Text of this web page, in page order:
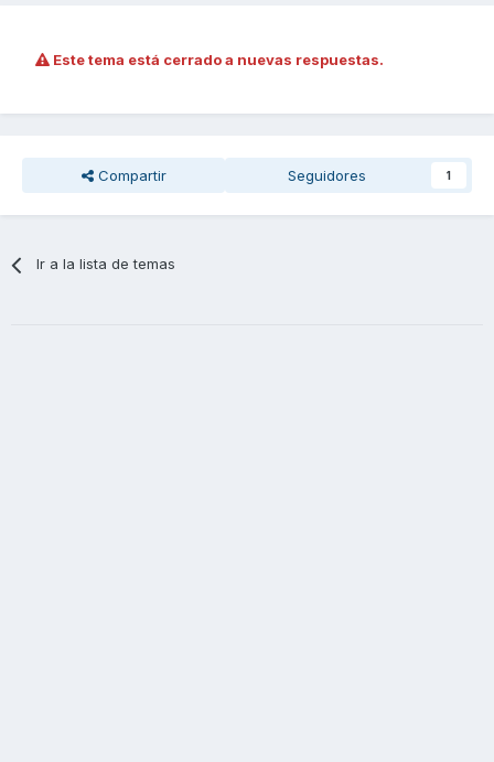
Este tema está cerrado a nuevas respuestas.
Compartir Seguidores 1
Ir a la lista de temas